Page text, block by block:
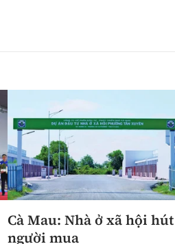
Cà Mau: Nhà ở xã hội hút
người mua